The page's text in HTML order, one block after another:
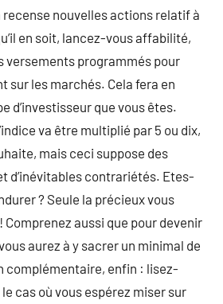
recense nouvelles actions relatif à
en soit, lancez-vous affabilité,
versements programmés pour
sur les marchés. Cela fera en
d’investisseur que vous êtes.
va être multiplié par 5 ou dix,
mais ceci suppose des
d’inévitables contrariétés. Etes-
? Seule la précieux vous
Comprenez aussi que pour devenir
aurez à y sacrer un minimal de
complémentaire, enfin : lisez-
le cas où vous espérez miser sur